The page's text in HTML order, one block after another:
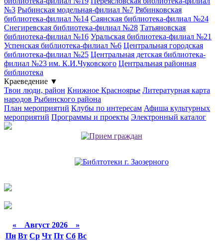
№3 Рыбинская модельная-филиал №7 Рябинковская
библиотека-филиал №14 Саянская библиотека-филиал №24
Снегиревская библиотека-филиал №28 Татьяновская
библиотека-филиал №16 Уральская библиотека-филиал №21
Успенская библиотека-филиал №6 Центральная городская
библиотека-филиал №25 Центральная детская библиотека-
филиал №23 им. К.И.Чуковского Центральная районная
библиотека
Краеведение ▼
Твои люди, район Книжное Красноярье Литературная карта
народов Рыбинского района
План мероприятий Клубы по интересам Афиша культурных
мероприятий Программы и проекты Электронный каталог
« Август 2026 »
Пн Вт Ср Чт Пт Сб Вс